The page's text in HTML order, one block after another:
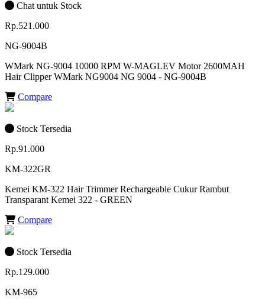
Chat untuk Stock
Rp.521.000
NG-9004B
WMark NG-9004 10000 RPM W-MAGLEV Motor 2600MAH
Hair Clipper WMark NG9004 NG 9004 - NG-9004B
Compare
Stock Tersedia
Rp.91.000
KM-322GR
Kemei KM-322 Hair Trimmer Rechargeable Cukur Rambut
Transparant Kemei 322 - GREEN
Compare
Stock Tersedia
Rp.129.000
KM-965